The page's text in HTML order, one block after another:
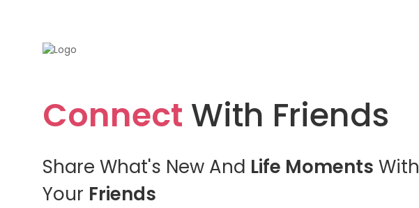
Connect With Friends
Share What's New And Life Moments With
Your Friends